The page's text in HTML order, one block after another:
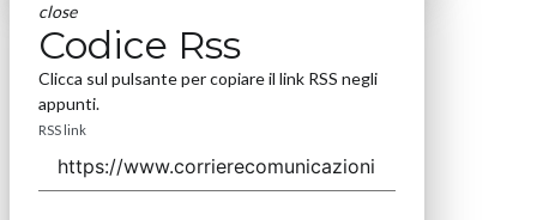
close
Codice Rss
Clicca sul pulsante per copiare il link RSS negli
appunti.
RSS link